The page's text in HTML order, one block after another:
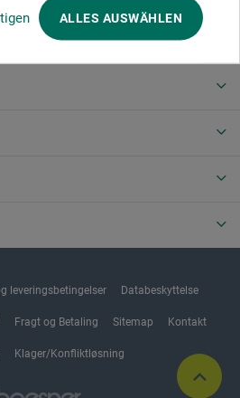
ALLES AUSWÄHLEN
leveringsbetingelser Databeskyttelse
Fragt og Betaling Sitemap Kontakt
Klager/Konfliktløsning